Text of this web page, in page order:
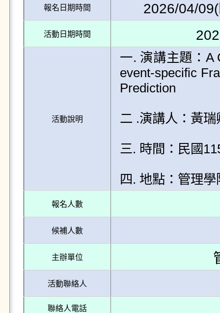
報名日期時間 2026/04/
活動日期時間
活動說明
一. 演講主題：A
event-specific
Prediction
二 .演講人：黃瑞
三. 時間：民國
四. 地點：管理
報名人數
候補人數
主辦單位
活動聯絡人
聯絡人電話